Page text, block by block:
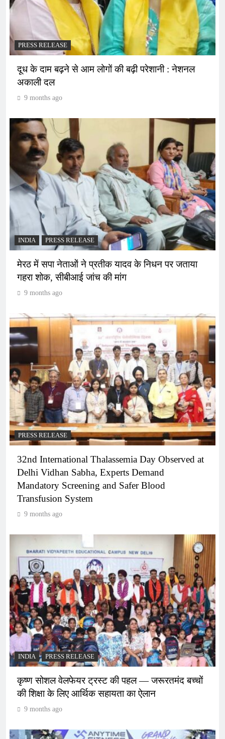
PRESS RELEASE
दूध के दाम बढ़ने से आम लोगों की बढ़ी परेशानी : नेशनल
अकाली दल
9 months ago
INDIA PRESS RELEASE
मेरठ में सपा नेताओं ने प्रतीक यादव के निधन पर जताया
गहरा शोक, सीबीआई जांच की मांग
9 months ago
PRESS RELEASE
32nd International Thalassemia Day Observed at
Delhi Vidhan Sabha, Experts Demand
Mandatory Screening and Safer Blood
Transfusion System
9 months ago
INDIA PRESS RELEASE
कृष्ण सोशल वेलफेयर ट्रस्ट की पहल — जरूरतमंद बच्चों
की शिक्षा के लिए आर्थिक सहायता का ऐलान
9 months ago